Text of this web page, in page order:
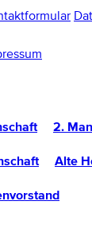
2.
Alte